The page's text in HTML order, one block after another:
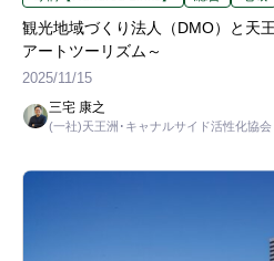
観光地域づくり法人（DMO）と天
アートツーリズム～
2025/11/15
三宅 康之
(一社)天王洲･キャナルサイド活性化協会